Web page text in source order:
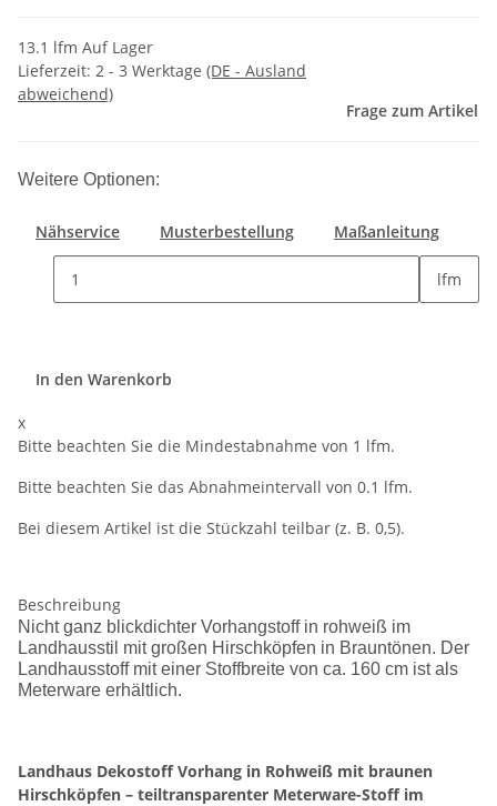
13.1 lfm Auf Lager
Lieferzeit: 2 - 3 Werktage (DE - Ausland
abweichend)
Frage zum Artikel
Weitere Optionen:
Nähservice Musterbestellung Maßanleitung
lfm
In den Warenkorb
x
Bitte beachten Sie die Mindestabnahme von 1 lfm.
Bitte beachten Sie das Abnahmeintervall von 0.1 lfm.
Bei diesem Artikel ist die Stückzahl teilbar (z. B. 0,5).
Beschreibung
Nicht ganz blickdichter Vorhangstoff in rohweiß im
Landhausstil mit großen Hirschköpfen in Brauntönen. Der
Landhausstoff mit einer Stoffbreite von ca. 160 cm ist als
Meterware erhältlich.
Landhaus Dekostoff Vorhang in Rohweiß mit braunen
Hirschköpfen – teiltransparenter Meterware-Stoff im